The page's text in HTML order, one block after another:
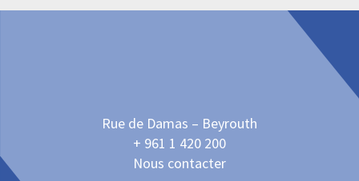
Rue de Damas – Beyrouth
+ 961 1 420 200
Nous contacter